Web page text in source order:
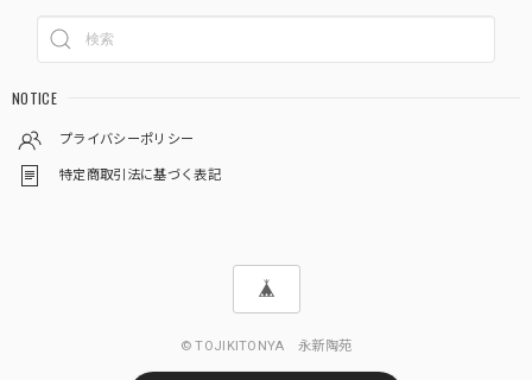
NOTICE
プライバシーポリシー
特定商取引法に基づく表記
© TOJIKITONYA 永新陶苑